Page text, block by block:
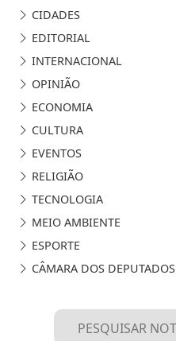
CIDADES
EDITORIAL
INTERNACIONAL
OPINIÃO
ECONOMIA
CULTURA
EVENTOS
RELIGIÃO
TECNOLOGIA
MEIO AMBIENTE
ESPORTE
CÂMARA DOS DEPUTADOS